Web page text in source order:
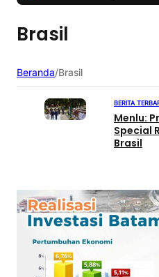
Brasil
Beranda/Brasil
BERITA
Menlu:
Special
Brasil